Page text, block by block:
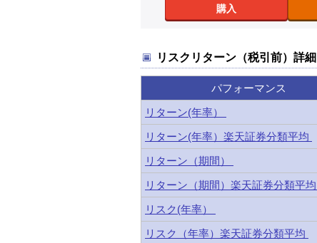
購入
リスクリターン（税引前）詳細
パフォーマンス
リターン(年率）
リターン(年率）楽天証券分類平均
リターン（期間）
リターン（期間）楽天証券分類平均
リスク(年率）
リスク（年率）楽天証券分類平均